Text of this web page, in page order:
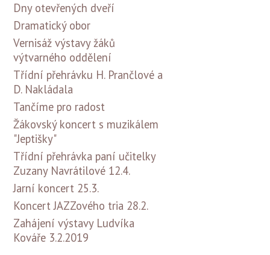
Dny otevřených dveří
Dramatický obor
Vernisáž výstavy žáků
výtvarného oddělení
Třídní přehrávku H. Prančlové a
D. Nakládala
Tančíme pro radost
Žákovský koncert s muzikálem
"Jeptišky"
Třídní přehrávka paní učitelky
Zuzany Navrátilové 12.4.
Jarní koncert 25.3.
Koncert JAZZového tria 28.2.
Zahájení výstavy Ludvíka
Kováře 3.2.2019